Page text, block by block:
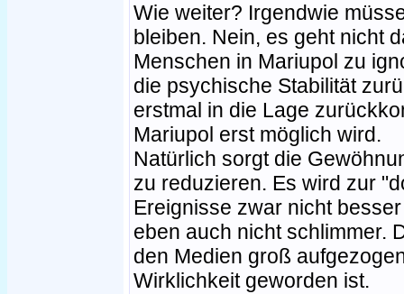
Wie weiter? Irgendwie
bleiben. Nein, es geht nicht
Menschen in Mariupol zu
die psychische Stabilität
erstmal in die Lage
Mariupol erst möglich wird.
Natürlich sorgt die
zu reduzieren. Es wird zur
Ereignisse zwar nicht
eben auch nicht schlimmer.
den Medien groß
Wirklichkeit geworden ist.